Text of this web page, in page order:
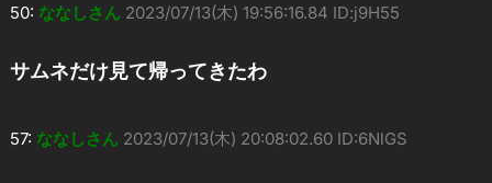
50: ななしさん 2023/07/13(木) 19:56:16.84 ID:j9H55
サムネだけ見て帰ってきたわ
57: ななしさん 2023/07/13(木) 20:08:02.60 ID:6NlGS